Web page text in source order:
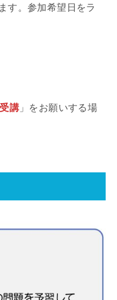
す。参加希望日をラ
講 」をお願いする場